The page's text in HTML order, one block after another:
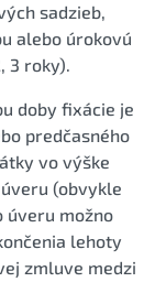
sadzieb,
alebo úrokovú
3 roky).
doby fixácie je
predčasného
vo výške
(obvykle
úveru možno
lehoty
zmluve medzi